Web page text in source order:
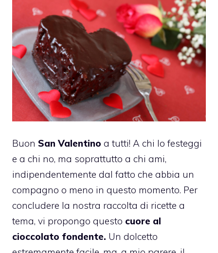
Buon San Valentino a tutti! A chi lo festeggi
e a chi no, ma soprattutto a chi ami,
indipendentemente dal fatto che abbia un
compagno o meno in questo momento. Per
concludere la nostra raccolta di ricette a
tema, vi propongo questo cuore al
cioccolato fondente. Un dolcetto